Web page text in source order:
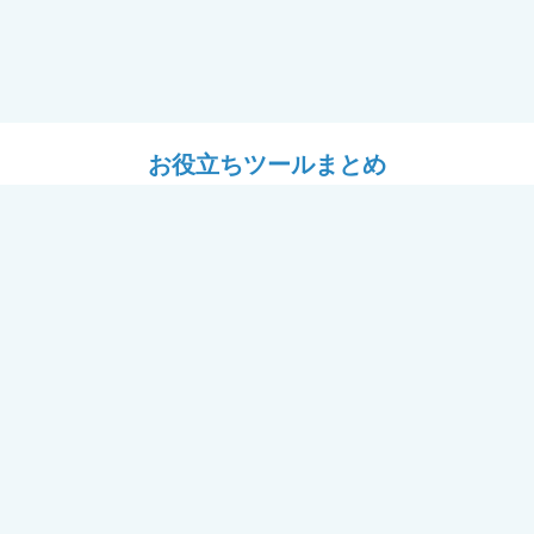
お役立ちツールまとめ